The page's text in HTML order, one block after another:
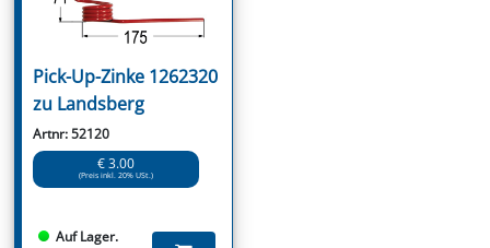
Pick-Up-Zinke 1262320
zu Landsberg
Artnr: 52120
€ 3.00
(Preis inkl. 20% USt.)
Auf Lager.